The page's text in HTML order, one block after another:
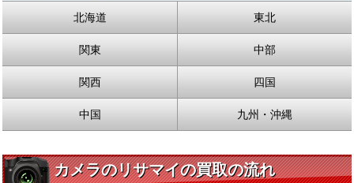
北海道 東北
関東 中部
関西 四国
中国 九州・沖縄